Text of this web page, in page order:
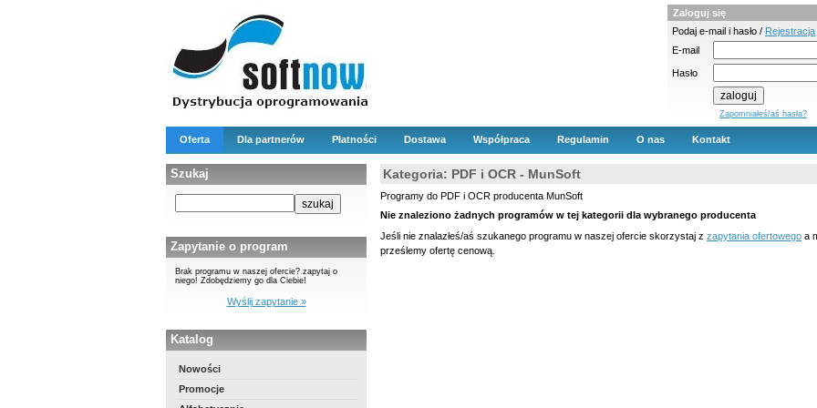
Zaloguj się
Podaj e-mail i hasło / Rejestracja
E-mail
Hasło
Zapomniałeś/aś hasła?
Oferta Dla partnerów Płatności Dostawa Współpraca Regulamin O nas Kontakt
Szukaj
Zapytanie o program
Brak programu w naszej ofercie? zapytaj o
niego! Zdobędziemy go dla Ciebie!
Wyślij zapytanie »
Katalog
Nowości
Promocje
Kategoria: PDF i OCR - MunSoft
Programy do PDF i OCR producenta MunSoft
Nie znaleziono żadnych programów w tej kategorii dla wybranego producenta
Jeśli nie znalazłeś/aś szukanego programu w naszej ofercie skorzystaj z zapytania ofertowego a
prześlemy ofertę cenową.